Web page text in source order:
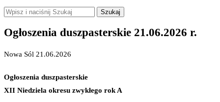
Szukaj
Ogłoszenia duszpasterskie 21.06.2026 r.
Nowa Sól 21.06.2026
Ogłoszenia duszpasterskie
XII Niedziela okresu zwykłego rok A